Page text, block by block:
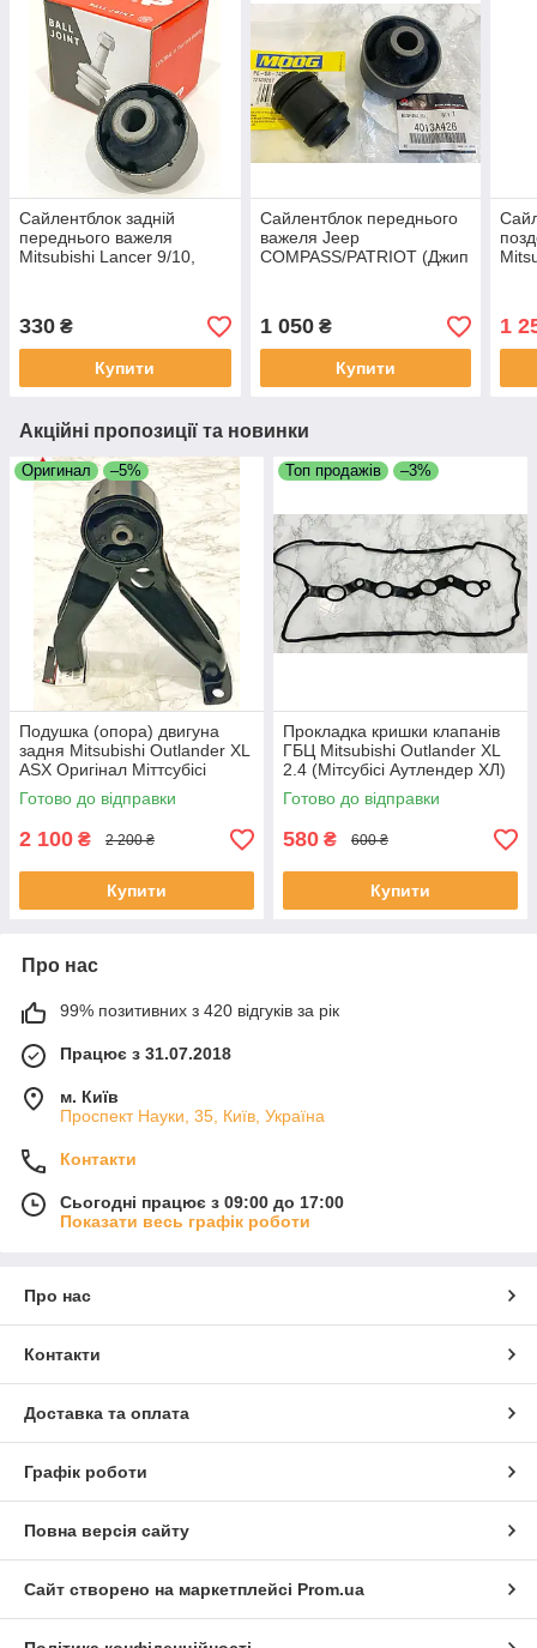
Сайлентблок задній
переднього важеля
Mitsubishi Lancer 9/10,
330 ₴
Купити
Сайлентблок переднього
важеля Jeep
COMPASS/PATRIOT (Джип
задній)
1 050₴
Купити
1
Акційні пропозиції та новинки
Оригинал –5%
Подушка (опора) двигуна
задня Mitsubishi Outlander XL
ASX Оригінал Міттсубісі
MN101573
Готово до відправки
2 100 ₴ 2 200 ₴
Купити
Топ продажів –3%
Прокладка кришки клапанів
ГБЦ Mitsubishi Outlander XL
2.4 (Мітсубісі Аутлендер ХЛ)
Оригінал Японія 1035A583
Готово до відправки
580 ₴ 600 ₴
Купити
Про нас
99% позитивних з 420 відгуків за рік
Працює з 31.07.2018
м. Київ
Проспект Науки, 35, Київ, Україна
Контакти
Сьогодні працює з 09:00 до 17:00
Показати весь графік роботи
Про нас
Контакти
Доставка та оплата
Графік роботи
Повна версія сайту
Сайт створено на маркетплейсі Prom.ua